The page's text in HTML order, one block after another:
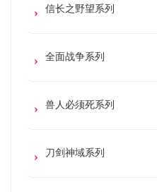
信长之野望系列
全面战争系列
兽人必须死系列
刀剑神域系列